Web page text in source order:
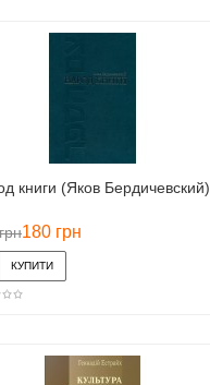
книги (Яков Бердичевский)
180 грн